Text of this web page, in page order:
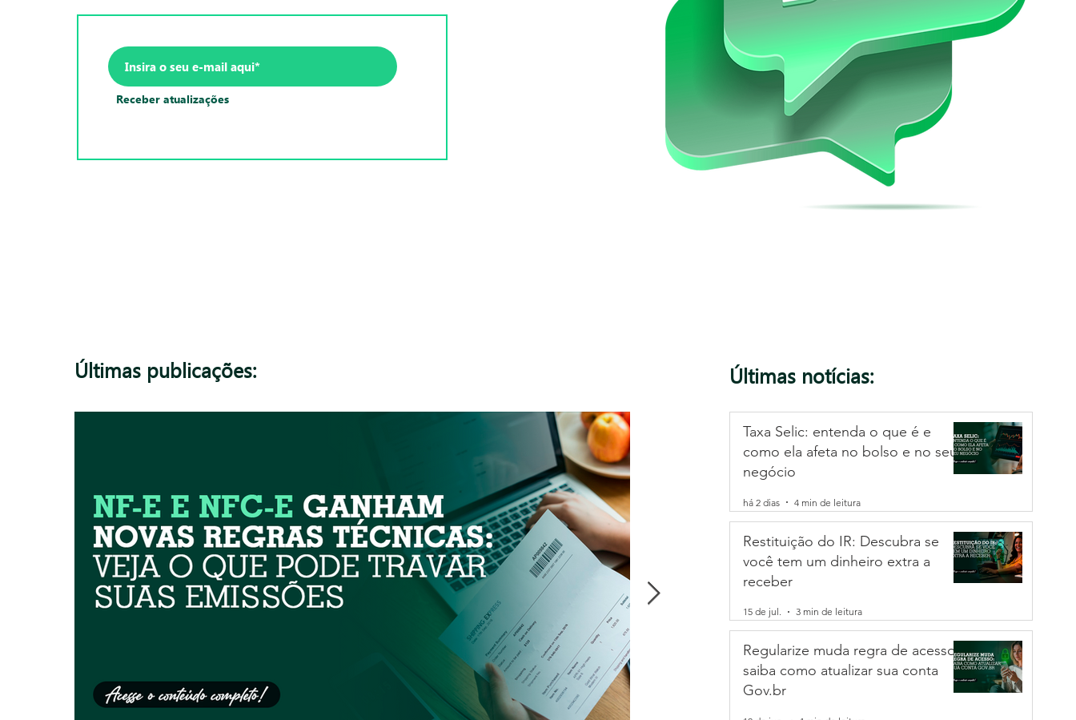
Receber atualizações
Últimas publicações: Últimas notícias:
Taxa Selic: entenda o que é e
como ela afeta no bolso e no seu
negócio
há 2 dias 4 min de leitura
Restituição do IR: Descubra se
você tem um dinheiro extra a
receber
15 de jul. 3 min de leitura
Regularize muda regra de acesso:
saiba como atualizar sua conta
Gov.br